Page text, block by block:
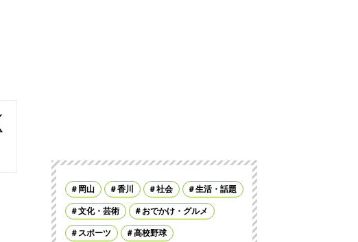
岡山 香川 社会 生活・話題
文化・芸術 おでかけ・グルメ
スポーツ 高校野球